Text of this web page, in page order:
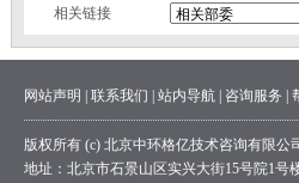
相关链接
网站声明 联系我们 站内导航 咨询服务
版权所有 (c) 北京中环格亿技术咨询有限公
地址：北京市石景山区实兴大街15号院